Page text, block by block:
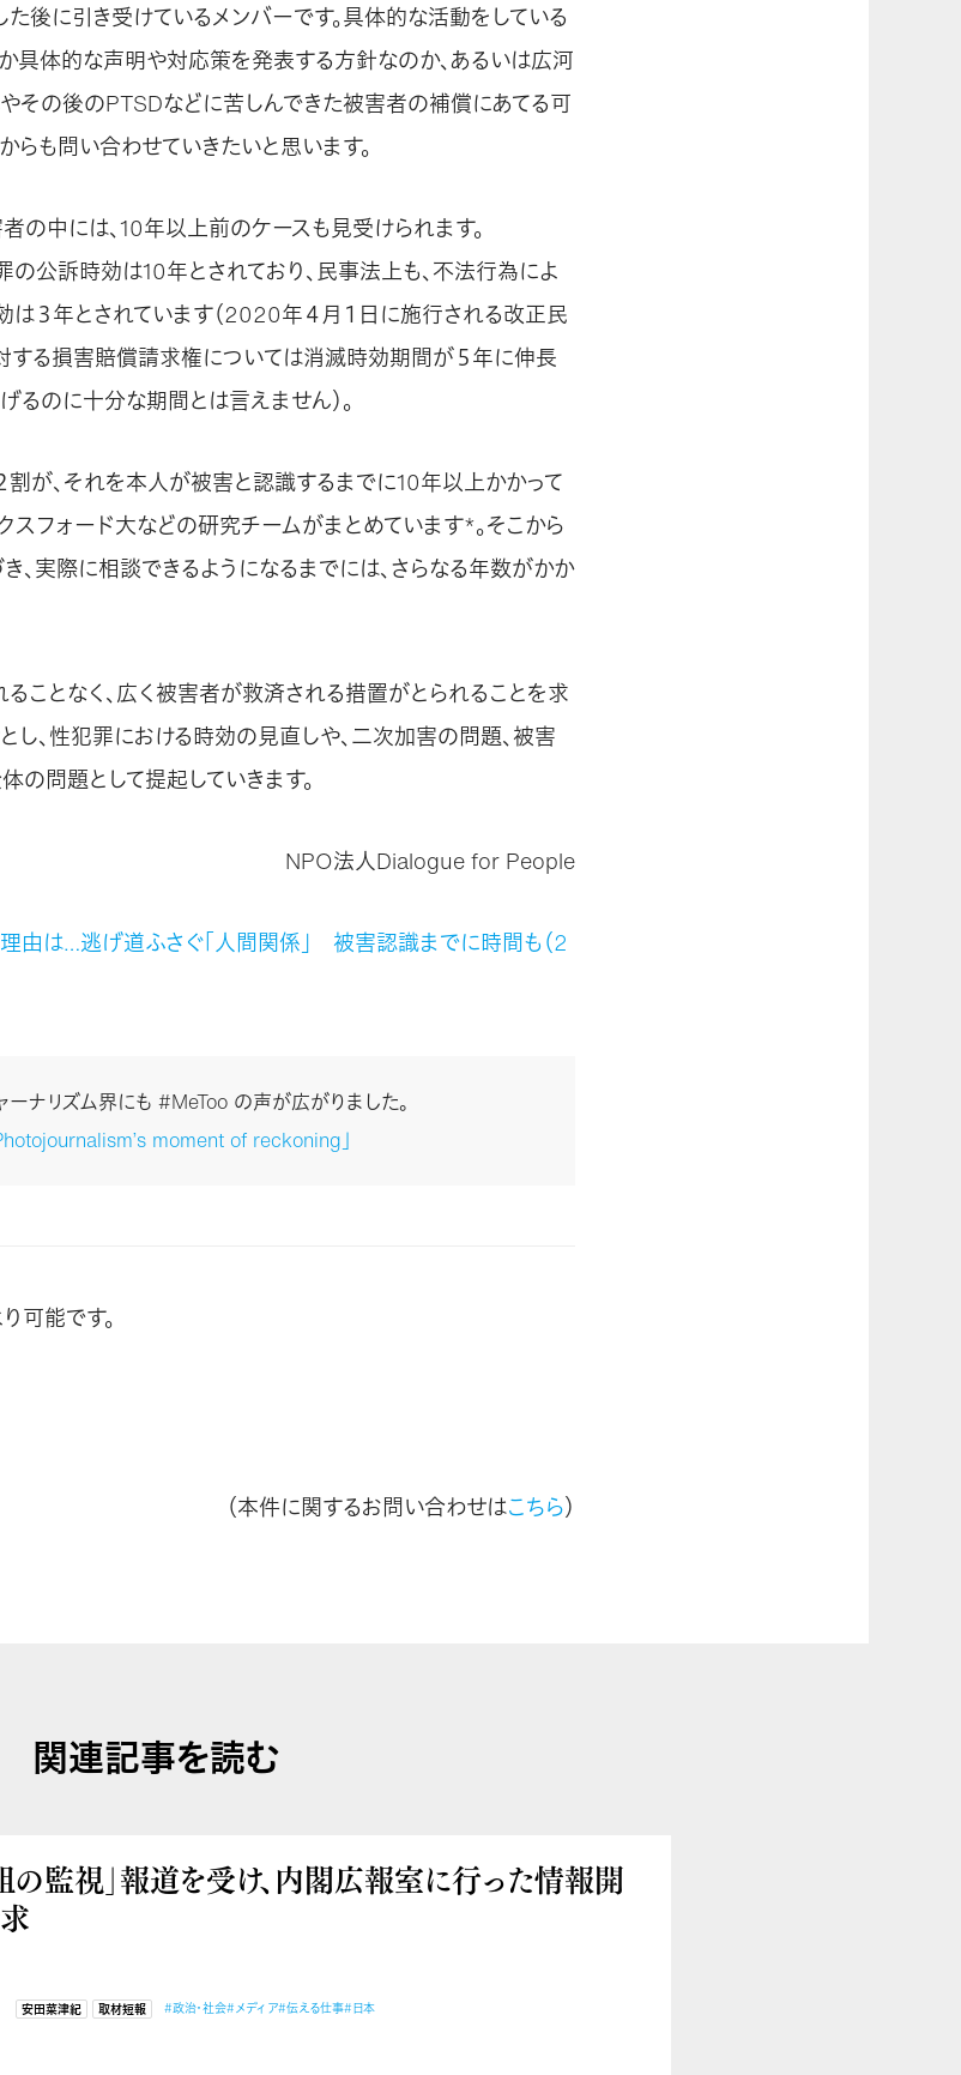
た後に引き受けているメンバーです。具体的な活動をしている
具体的な声明や対応策を発表する方針なのか、あるいは広河
その後のPTSDなどに苦しんできた被害者の補償にあてる可
らも問い合わせていきたいと思います。
の中には、10年以上前のケースも見受けられます。
の公訴時効は10年とされており、民事法上も、不法行為によ
３年とされています（2020年４月１日に施行される改正民
する損害賠償請求権については消滅時効期間が５年に伸長
るのに十分な期間とは言えません）。
割が、それを本人が被害と認識するまでに10年以上かかって
スフォード大などの研究チームがまとめています*。そこから
、実際に相談できるようになるまでには、さらなる年数がかか
ことなく、広く被害者が救済される措置がとられることを求
し、性犯罪における時効の見直しや、二次加害の問題、被害
の問題として提起していきます。
NPO法人Dialogue for People
理由は…逃げ道ふさぐ「人間関係」 被害認識までに時間も（2
ーナリズム界にも #MeToo の声が広がりました。
moment of reckoning」
可能です。
（本件に関するお問い合わせはこちら）
関連記事を読む
の監視」報道を受け、内閣広報室に行った情報開
安田菜津紀 取材短報 #政治・社会#メディア#伝える仕事#日本